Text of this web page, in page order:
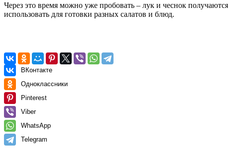
Через это время можно уже пробовать – лук и чеснок
использовать для готовки разных салатов и блюд.
ВКонтакте
Одноклассники
Pinterest
Viber
WhatsApp
Telegram